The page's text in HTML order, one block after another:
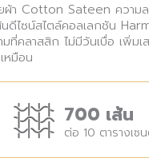
า Cotton Sateen ความล
ดีไซน์สไตล์คอลเลกชัน
ที่คลาสสิก ไม่มีวันเบื่อ เพิ่มเ
หมือน
700 เส้น
ต่อ 10 ตารางเซ